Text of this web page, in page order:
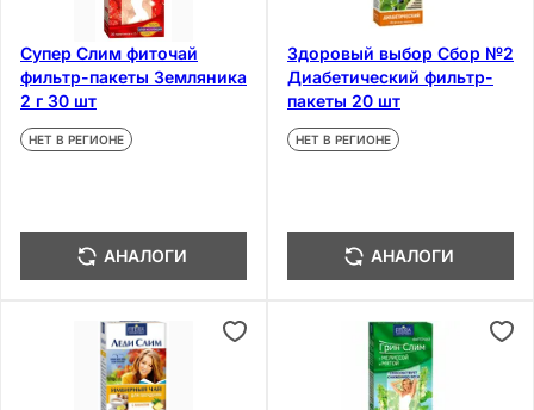
Супер Слим фиточай
фильтр-пакеты Земляника
2 г 30 шт
НЕТ В РЕГИОНЕ
АНАЛОГИ
Здоровый выбор Сбор №2
Диабетический фильтр-
пакеты 20 шт
НЕТ В РЕГИОНЕ
АНАЛОГИ